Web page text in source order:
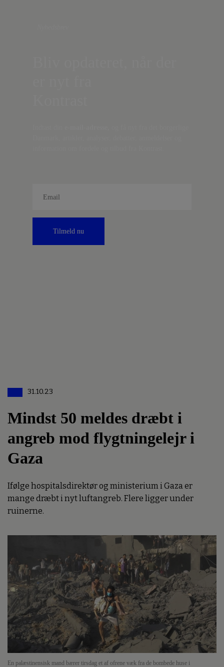
Tilmeld nu
31.10.23
Mindst 50 meldes dræbt i
angreb mod flygtningelejr i
Gaza
Ifølge hospitalsdirektør og ministerium i Gaza er
mange dræbt i nyt luftangreb. Flere ligger under
ruinerne.
En palæstinensisk mand bærer tirsdag et af ofrene væk fra de bombede huse i